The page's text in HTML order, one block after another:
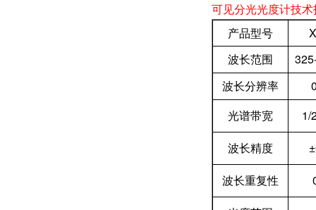
可见分光光度计技
产品型号
波长范围
波长分辨率
光谱带宽
1/
波长精度
波长重复性